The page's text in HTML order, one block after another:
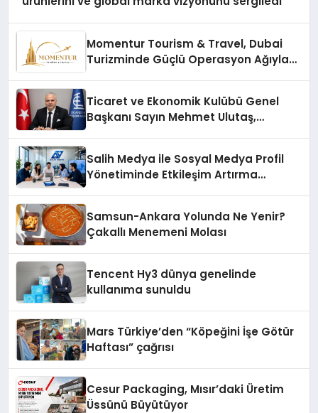
Momentur Tourism & Travel, Dubai
Turizminde Güçlü Operasyon Ağıyla
Ticaret ve Ekonomik Kulübü Genel
Başkanı Sayın Mehmet Ulutaş,
Salih Medya ile Sosyal Medya Profil
Yönetiminde Etkileşim Artırma
Samsun-Ankara Yolunda Ne Yenir?
Çakallı Menemeni Molası
Tencent Hy3 dünya genelinde
kullanıma sunuldu
Mars Türkiye’den “Köpeğini İşe Götür
Haftası” çağrısı
Cesur Packaging, Mısır’daki Üretim
Üssünü Büyütüyor